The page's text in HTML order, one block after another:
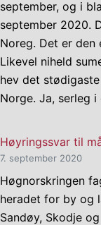
september, og i
september 2020.
Noreg. Det er den
Likevel niheld
hev det
Norge. Ja, serleg
Høyringssvar til
7. september 2020
Høgnorskringen
heradet for by og
Sandøy, Skodje